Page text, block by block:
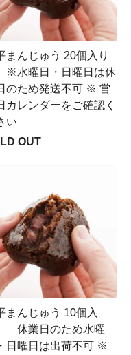
まんじゅう 20個入り
水曜日・日曜日は休
のため発送不可 ※ 営
カレンダーをご確認く
い
OUT
まんじゅう 10個入
業日のため水曜
日曜日は出荷不可 ※